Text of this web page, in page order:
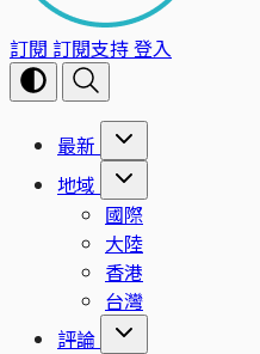
訂閱 訂閱支持登入
最新
地域
國際
大陸
香港
台灣
評論